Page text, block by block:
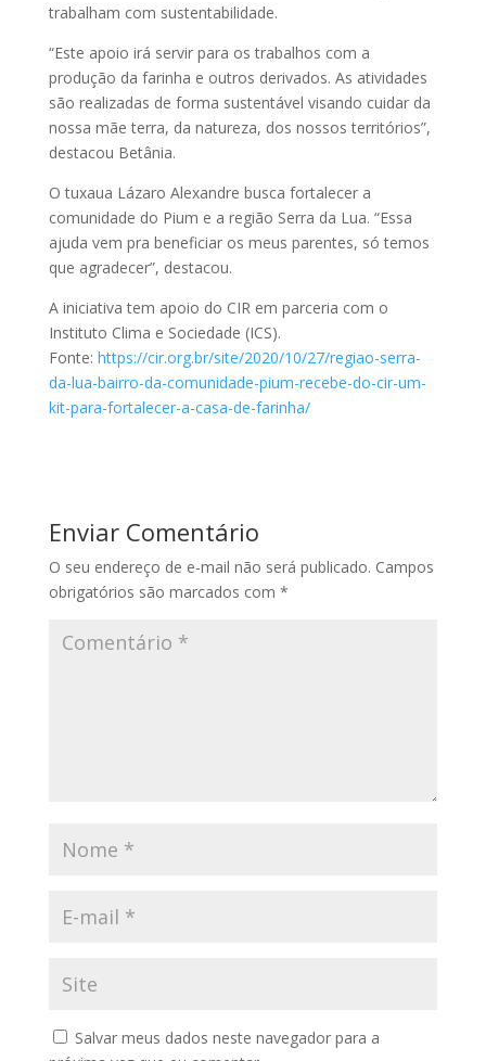
trabalham com sustentabilidade.
“Este apoio irá servir para os trabalhos com a
produção da farinha e outros derivados. As atividades
são realizadas de forma sustentável visando cuidar da
nossa mãe terra, da natureza, dos nossos territórios”,
destacou Betânia.
O tuxaua Lázaro Alexandre busca fortalecer a
comunidade do Pium e a região Serra da Lua. “Essa
ajuda vem pra beneficiar os meus parentes, só temos
que agradecer”, destacou.
A iniciativa tem apoio do CIR em parceria com o
Instituto Clima e Sociedade (ICS).
Fonte: https://cir.org.br/site/2020/10/27/regiao-serra-
da-lua-bairro-da-comunidade-pium-recebe-do-cir-um-
kit-para-fortalecer-a-casa-de-farinha/
Enviar Comentário
O seu endereço de e-mail não será publicado. Campos
obrigatórios são marcados com *
Salvar meus dados neste navegador para a